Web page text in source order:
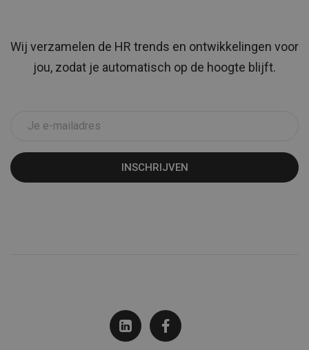
Wij verzamelen de HR trends en ontwikkelingen voor
jou, zodat je automatisch op de hoogte blijft.